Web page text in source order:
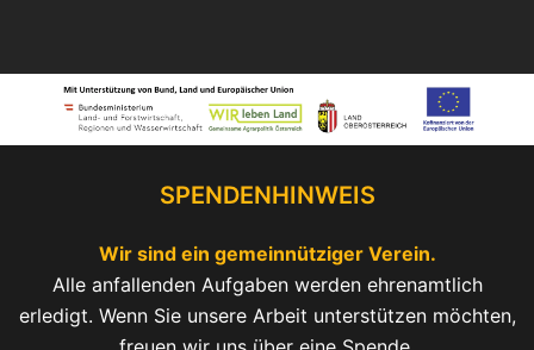
SPENDENHINWEIS
Wir sind ein gemeinnütziger Verein.
Alle anfallenden Aufgaben werden ehrenamtlich
erledigt. Wenn Sie unsere Arbeit unterstützen möchten,